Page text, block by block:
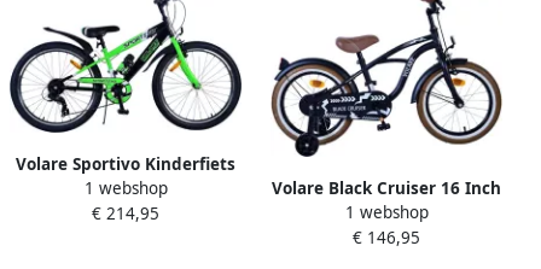
Volare Sportivo Kinderfiets
Jongens 24 inch Groen
Zwart- 7 Speed
1 webshop
€ 214,95
Volare Black Cruiser 16 Inch
25 cm Jongens
Terugtraprem Zwart
1 webshop
€ 146,95